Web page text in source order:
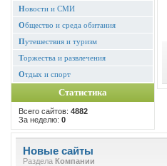
Новости и СМИ
Общество и среда обитания
Путешествия и туризм
Торжества и развлечения
Отдых и спорт
Статистика
Всего сайтов: 4882
За неделю: 0
Новые сайты
Раздела Компании